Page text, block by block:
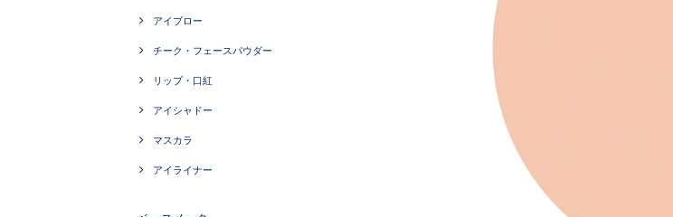
アイブロー
チーク・フェースパウダー
リップ・口紅
アイシャドー
マスカラ
アイライナー